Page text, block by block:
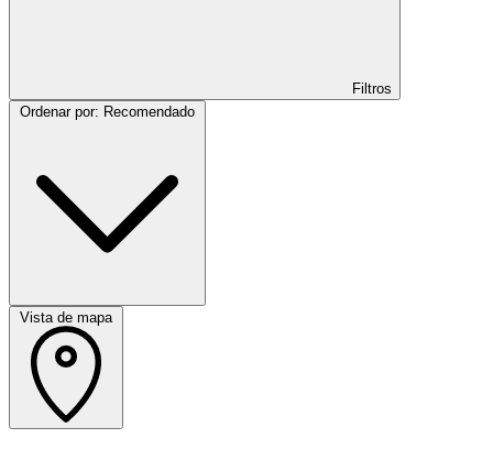
Filtros
Vista de mapa